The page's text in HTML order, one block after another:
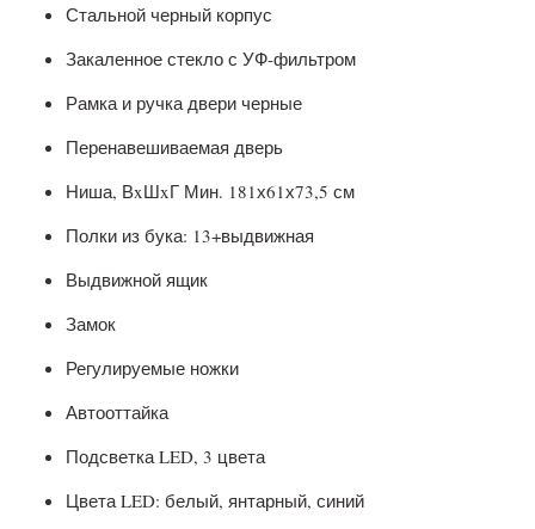
Стальной черный корпус
Закаленное стекло с УФ-фильтром
Рамка и ручка двери черные
Перенавешиваемая дверь
Ниша, ВxШxГ Мин. 181х61х73,5 см
Полки из бука: 13+выдвижная
Выдвижной ящик
Замок
Регулируемые ножки
Автооттайка
Подсветка LED, 3 цвета
Цвета LED: белый, янтарный, синий